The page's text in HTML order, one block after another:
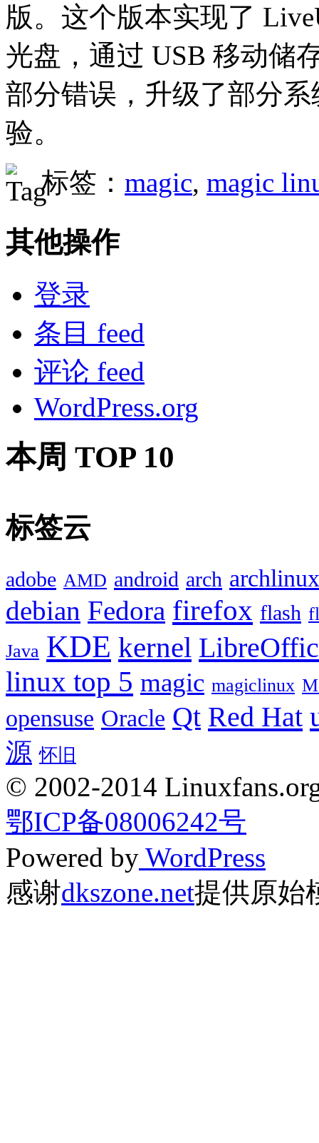
版。这个版本实现了
光盘，通过 USB 移动储
部分错误，升级了部分
验。
标签： magic, magic
其他操作
登录
条目 feed
评论 feed
WordPress.org
本周 TOP 10
标签云
adobe AMD android arch archlinux
debian Fedora firefox flash
Java KDE kernel
linux top 5 magic magiclinux
opensuse Oracle Qt Red Hat
源 怀旧
© 2002-2014
鄂ICP备08006242号
Powered by WordPress
感谢dkszone.net提供原始